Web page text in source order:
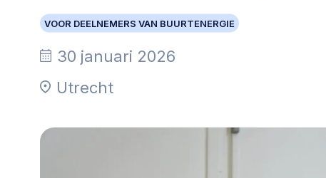
welkomstcultuur >
Weerbare gemeenschappen
VOOR DEELNEMERS VAN BUURTENERGIE
30 januari 2026
Utrecht